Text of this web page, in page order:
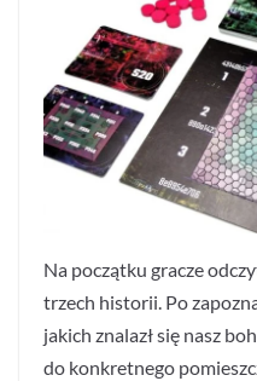
Na początku gracze
trzech historii. Po
jakich znalazł się nasz
do konkretnego